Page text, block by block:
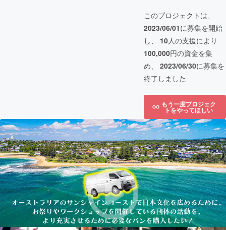
このプロジェクトは、
2023/06/01に募集を開始
し、 10人の支援により
100,000円の資金を集
め、 2023/06/30に募集を
終了しました
もう一度プロジェク
トをやってほしい